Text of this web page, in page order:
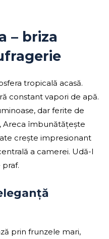
– briza
tropicală acasă.
constant vapori de apă.
dar ferite de
Areca îmbunătățește
crește impresionant
a camerei. Udă-l
prin frunzele mari,